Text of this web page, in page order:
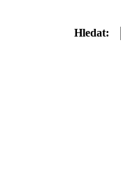
Hledat: